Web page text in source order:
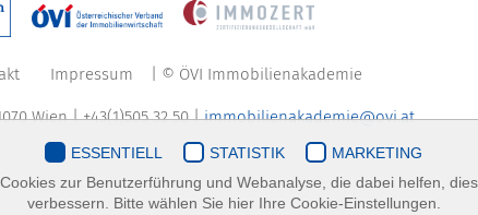
Impressum | © ÖVI Immobilienakademie
Wien | +43(1)505 32 50 |immobilienakademie@ovi.at
ESSENTIELL STATISTIK
MARKETING
zur Benutzerführung und Webanalyse, die dabei helfen,
verbessern. Bitte wählen Sie hier Ihre Cookie-Einstellungen.